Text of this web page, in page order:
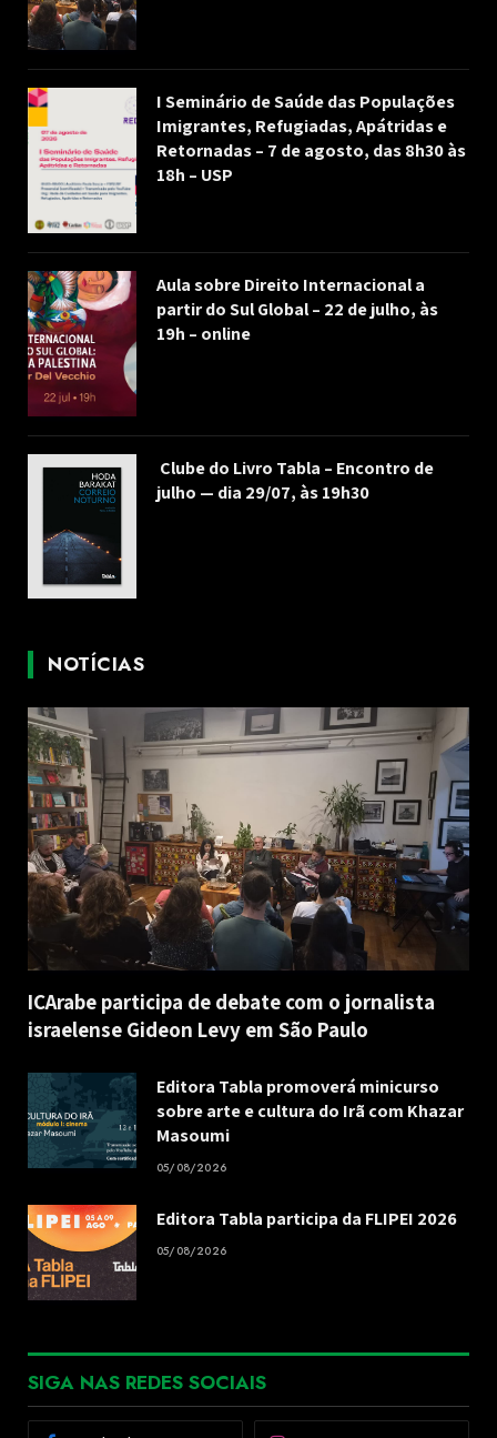
I Seminário de Saúde das Populações
Imigrantes, Refugiadas, Apátridas e
Retornadas – 7 de agosto, das 8h30 às
18h – USP
Aula sobre Direito Internacional a
partir do Sul Global – 22 de julho, às
19h – online
Clube do Livro Tabla – Encontro de
julho — dia 29/07, às 19h30
NOTÍCIAS
ICArabe participa de debate com o jornalista
israelense Gideon Levy em São Paulo
Editora Tabla promoverá minicurso
sobre arte e cultura do Irã com Khazar
Masoumi
05/08/2026
Editora Tabla participa da FLIPEI 2026
05/08/2026
SIGA NAS REDES SOCIAIS